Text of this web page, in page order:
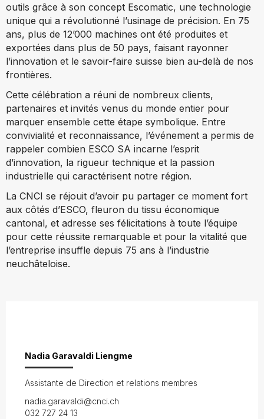
outils grâce à son concept Escomatic, une technologie
unique qui a révolutionné l’usinage de précision. En 75
ans, plus de 12’000 machines ont été produites et
exportées dans plus de 50 pays, faisant rayonner
l’innovation et le savoir-faire suisse bien au-delà de nos
frontières.
Cette célébration a réuni de nombreux clients,
partenaires et invités venus du monde entier pour
marquer ensemble cette étape symbolique. Entre
convivialité et reconnaissance, l’événement a permis de
rappeler combien ESCO SA incarne l’esprit
d’innovation, la rigueur technique et la passion
industrielle qui caractérisent notre région.
La CNCI se réjouit d’avoir pu partager ce moment fort
aux côtés d’ESCO, fleuron du tissu économique
cantonal, et adresse ses félicitations à toute l’équipe
pour cette réussite remarquable et pour la vitalité que
l’entreprise insuffle depuis 75 ans à l’industrie
neuchâteloise.
Nadia Garavaldi Liengme
Assistante de Direction et relations membres
nadia.garavaldi@cnci.ch
032 727 24 13